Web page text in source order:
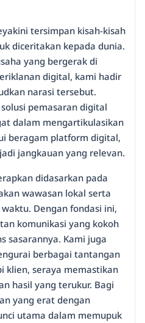
tersimpan kisah-kisah
diceritakan kepada dunia.
yang bergerak di
digital, kami hadir
narasi tersebut.
pemasaran digital
dalam mengartikulasikan
beragam platform digital,
jangkauan yang relevan.
didasarkan pada
wawasan lokal serta
Dengan fondasi ini,
komunikasi yang kokoh
sasarannya. Kami juga
berbagai tantangan
klien, seraya memastikan
hasil yang terukur. Bagi
yang erat dengan
utama dalam memupuk